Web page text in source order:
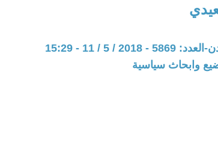
2018 / 5 / 11 - 15:29
وابحاث سياسية